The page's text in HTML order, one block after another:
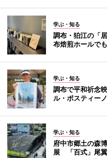
学ぶ・知る
調布・狛江の「
布焙煎ホールで
学ぶ・知る
調布で平和祈念
ル・ポスティー
学ぶ・知る
府中市郷土の森
展 「百式」尾